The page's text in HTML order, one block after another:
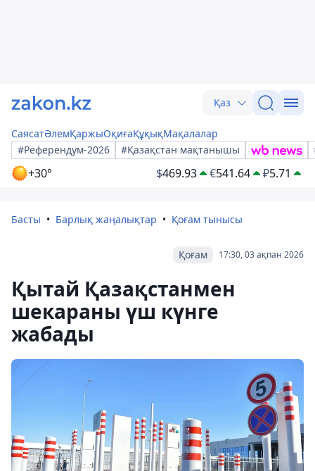
Қаз
СаясатӘлемҚаржыОқиғаҚұқықМақалалар
#Референдум-2026
#Қазақстан мақтанышы
+30° $469.93 €541.64 ₽5.71
Басты Барлық жаңалықтар Қоғам тынысы
17:30, 03 ақпан 2026
Қоғам
Қытай Қазақстанмен
шекараны үш күнге
жабады